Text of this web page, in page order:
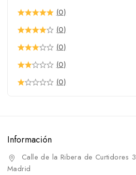
Frontaleras
Fundas para cabezada
Montantes
Mosqueros
Pilares para muserola
Protectores para muserola
(0)
(0)
(0)
(0)
(0)
Información
Calle de la Ribera de Curtidores
Madrid